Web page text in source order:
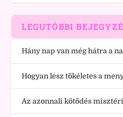
LEGUTÓBBI
Hány nap van még hátra a
Hogyan lesz tökéletes a
Az azonnali kötődés